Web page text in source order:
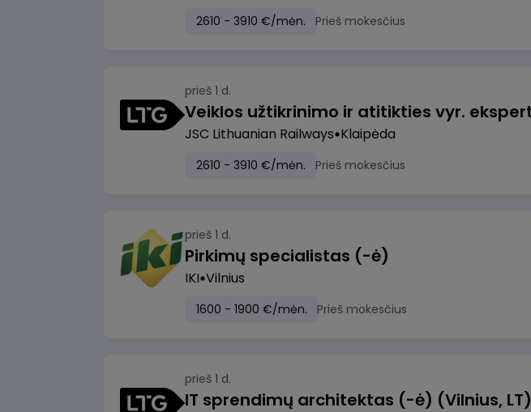
2610 - 3910 €/mėn. Prieš mokesčius
prieš 1 d.
JSC Lithuanian Railways Klaipėda
2610 - 3910 €/mėn. Prieš mokesčius
prieš 1 d.
Pirkimų specialistas (-ė)
IKI Vilnius
1600 - 1900 €/mėn. Prieš mokesčius
prieš 1 d.
IT sprendimų architektas (-ė) (Vilnius, LT)